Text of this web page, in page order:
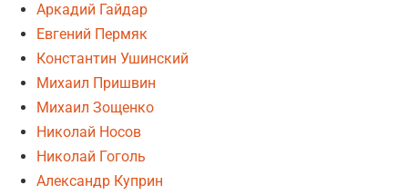
Аркадий Гайдар
Евгений Пермяк
Константин Ушинский
Михаил Пришвин
Михаил Зощенко
Николай Носов
Николай Гоголь
Александр Куприн